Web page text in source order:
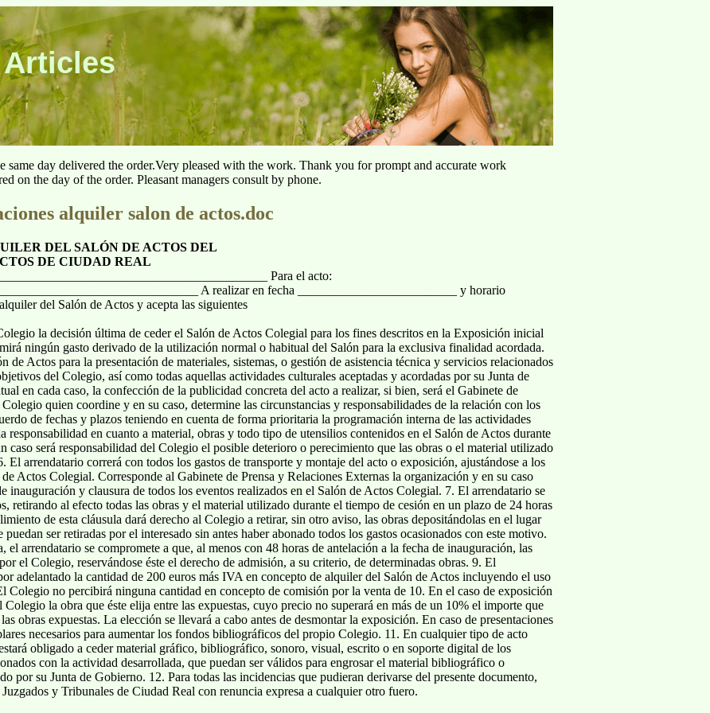
same day delivered the order.Very pleased with the work. Thank you for prompt and accurate work
on the day of the order. Pleasant managers consult by phone.
alquiler salon de actos.doc
DEL SALÓN DE ACTOS DEL
DE CIUDAD REAL
Para el acto:
A realizar en fecha _________________________ y horario
del Salón de Actos y acepta las siguientes
la decisión última de ceder el Salón de Actos Colegial para los fines descritos en la Exposición inicial
ningún gasto derivado de la utilización normal o habitual del Salón para la exclusiva finalidad acordada.
de Actos para la presentación de materiales, sistemas, o gestión de asistencia técnica y servicios relacionados
del Colegio, así como todas aquellas actividades culturales aceptadas y acordadas por su Junta de
en cada caso, la confección de la publicidad concreta del acto a realizar, si bien, será el Gabinete de
quien coordine y en su caso, determine las circunstancias y responsabilidades de la relación con los
de fechas y plazos teniendo en cuenta de forma prioritaria la programación interna de las actividades
responsabilidad en cuanto a material, obras y todo tipo de utensilios contenidos en el Salón de Actos durante
caso será responsabilidad del Colegio el posible deterioro o perecimiento que las obras o el material utilizado
arrendatario correrá con todos los gastos de transporte y montaje del acto o exposición, ajustándose a los
Actos Colegial. Corresponde al Gabinete de Prensa y Relaciones Externas la organización y en su caso
inauguración y clausura de todos los eventos realizados en el Salón de Actos Colegial. 7. El arrendatario se
retirando al efecto todas las obras y el material utilizado durante el tiempo de cesión en un plazo de 24 horas
de esta cláusula dará derecho al Colegio a retirar, sin otro aviso, las obras depositándolas en el lugar
ser retiradas por el interesado sin antes haber abonado todos los gastos ocasionados con este motivo.
el arrendatario se compromete a que, al menos con 48 horas de antelación a la fecha de inauguración, las
el Colegio, reservándose éste el derecho de admisión, a su criterio, de determinadas obras. 9. El
adelantado la cantidad de 200 euros más IVA en concepto de alquiler del Salón de Actos incluyendo el uso
Colegio no percibirá ninguna cantidad en concepto de comisión por la venta de 10. En el caso de exposición
la obra que éste elija entre las expuestas, cuyo precio no superará en más de un 10% el importe que
obras expuestas. La elección se llevará a cabo antes de desmontar la exposición. En caso de presentaciones
necesarios para aumentar los fondos bibliográficos del propio Colegio. 11. En cualquier tipo de acto
obligado a ceder material gráfico, bibliográfico, sonoro, visual, escrito o en soporte digital de los
con la actividad desarrollada, que puedan ser válidos para engrosar el material bibliográfico o
por su Junta de Gobierno. 12. Para todas las incidencias que pudieran derivarse del presente documento,
Juzgados y Tribunales de Ciudad Real con renuncia expresa a cualquier otro fuero.